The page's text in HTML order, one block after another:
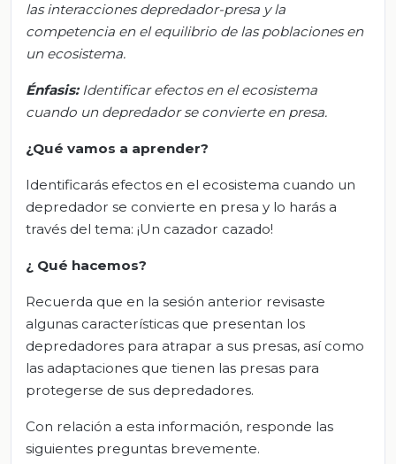
las interacciones depredador-presa y la
competencia en el equilibrio de las poblaciones en
un ecosistema.
Énfasis:Identificar efectos en el ecosistema
cuando un depredador se convierte en presa.
¿Qué vamos a aprender?
Identificarás efectos en el ecosistema cuando un
depredador se convierte en presa y lo harás a
través del tema: ¡Un cazador cazado!
¿ Qué hacemos?
Recuerda que en la sesión anterior revisaste
algunas características que presentan los
depredadores para atrapar a sus presas, así como
las adaptaciones que tienen las presas para
protegerse de sus depredadores.
Con relación a esta información, responde las
siguientes preguntas brevemente.